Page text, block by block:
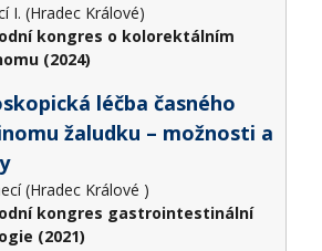
I. (Hradec Králové)
kongres o kolorektálním
(2024)
léčba časného
žaludku – možnosti a
I. Tachecí (Hradec Králové )
kongres gastrointestinální
(2021)